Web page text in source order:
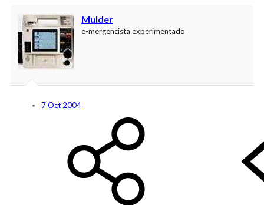
Mulder
e-mergencista experimentado
7 Oct 2004